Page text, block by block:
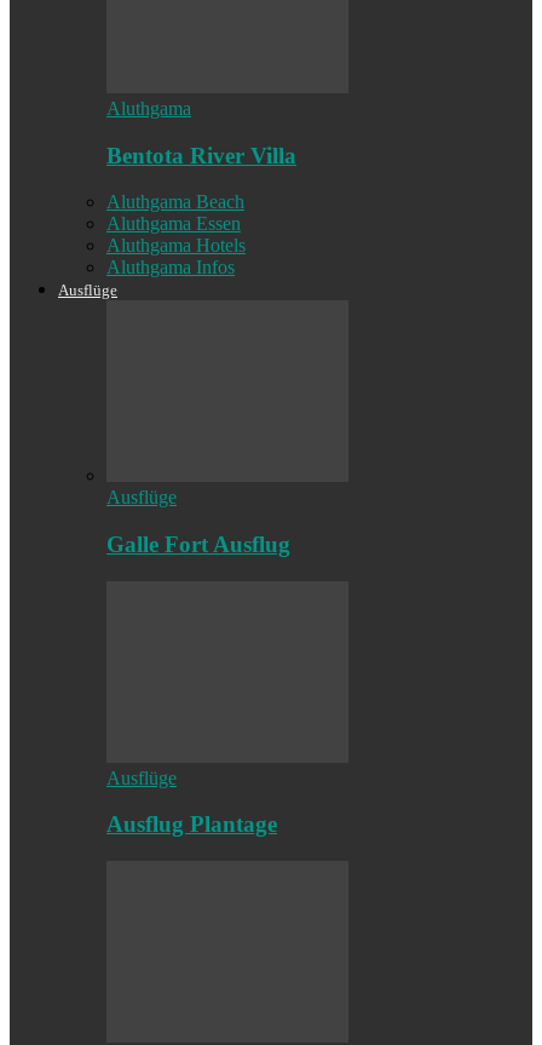
Aluthgama
Bentota River Villa
Aluthgama Beach
Aluthgama Essen
Aluthgama Hotels
Aluthgama Infos
Ausflüge
Ausflüge
Galle Fort Ausflug
Ausflüge
Ausflug Plantage